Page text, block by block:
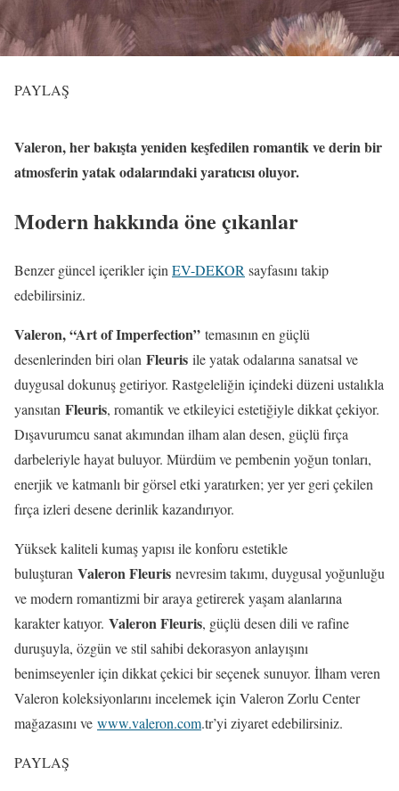
PAYLAŞ
Valeron, her bakışta yeniden keşfedilen romantik ve derin bir
atmosferin yatak odalarındaki yaratıcısı oluyor.
Modern hakkında öne çıkanlar
Benzer güncel içerikler için EV-DEKOR sayfasını takip
edebilirsiniz.
Valeron, “Art of Imperfection” temasının en güçlü
desenlerinden biri olan Fleuris ile yatak odalarına sanatsal ve
duygusal dokunuş getiriyor. Rastgeleliğin içindeki düzeni ustalıkla
yansıtan Fleuris, romantik ve etkileyici estetiğiyle dikkat çekiyor.
Dışavurumcu sanat akımından ilham alan desen, güçlü fırça
darbeleriyle hayat buluyor. Mürdüm ve pembenin yoğun tonları,
enerjik ve katmanlı bir görsel etki yaratırken; yer yer geri çekilen
fırça izleri desene derinlik kazandırıyor.
Yüksek kaliteli kumaş yapısı ile konforu estetikle
buluşturan Valeron Fleuris nevresim takımı, duygusal yoğunluğu
ve modern romantizmi bir araya getirerek yaşam alanlarına
karakter katıyor. Valeron Fleuris, güçlü desen dili ve rafine
duruşuyla, özgün ve stil sahibi dekorasyon anlayışını
benimseyenler için dikkat çekici bir seçenek sunuyor. İlham veren
Valeron koleksiyonlarını incelemek için Valeron Zorlu Center
mağazasını ve www.valeron.com.tr’yi ziyaret edebilirsiniz.
PAYLAŞ